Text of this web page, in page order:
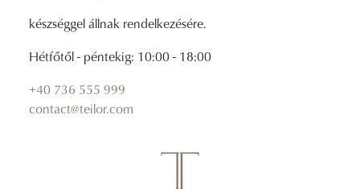
készséggel állnak rendelkezésére.
Hétfőtől - péntekig: 10:00 - 18:00
+40 736 555 999
contact@teilor.com